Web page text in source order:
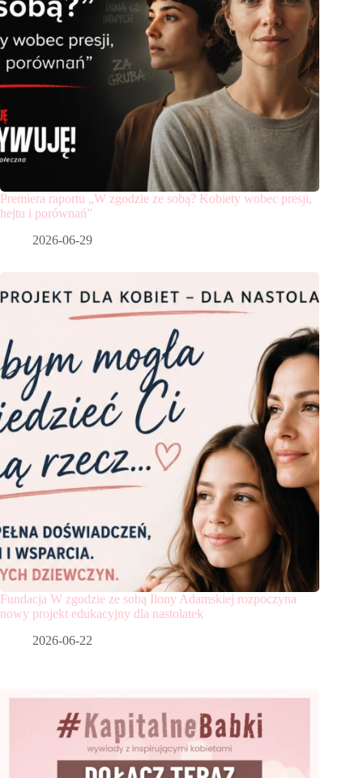
Premiera raportu „W zgodzie ze sobą? Kobiety wobec presji,
hejtu i porównań”
2026-06-29
Fundacja W zgodzie ze sobą Ilony Adamskiej rozpoczyna
nowy projekt edukacyjny dla nastolatek
2026-06-22